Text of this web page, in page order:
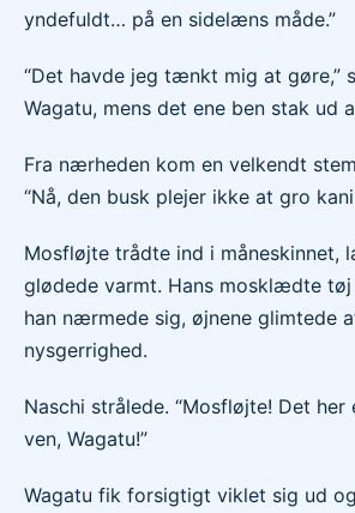
yndefuldt… på en sidelæns måde.”
“Det havde jeg tænkt mig at gøre,”
Wagatu, mens det ene ben stak ud
Fra nærheden kom en velkendt
“Nå, den busk plejer ikke at gro
Mosfløjte trådte ind i måneskinnet,
glødede varmt. Hans mosklædte tøj
han nærmede sig, øjnene glimtede
nysgerrighed.
Naschi strålede. “Mosfløjte! Det her
ven, Wagatu!”
Wagatu fik forsigtigt viklet sig ud